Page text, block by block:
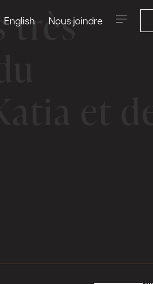
English Nous joindre
très